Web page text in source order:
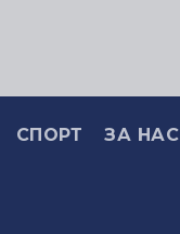
СПОРТ ЗА НАС